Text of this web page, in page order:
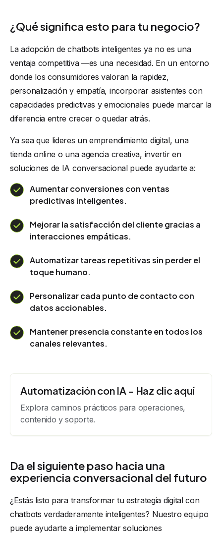
¿Qué significa esto para tu negocio?
La adopción de chatbots inteligentes ya no es una
ventaja competitiva —es una necesidad. En un entorno
donde los consumidores valoran la rapidez,
personalización y empatía, incorporar asistentes con
capacidades predictivas y emocionales puede marcar la
diferencia entre crecer o quedar atrás.
Ya sea que lideres un emprendimiento digital, una
tienda online o una agencia creativa, invertir en
soluciones de IA conversacional puede ayudarte a:
Aumentar conversiones con ventas
predictivas inteligentes.
Mejorar la satisfacción del cliente gracias a
interacciones empáticas.
Automatizar tareas repetitivas sin perder el
toque humano.
Personalizar cada punto de contacto con
datos accionables.
Mantener presencia constante en todos los
canales relevantes.
Automatización con IA - Haz clic aquí
Explora caminos prácticos para operaciones,
contenido y soporte.
Da el siguiente paso hacia una
experiencia conversacional del futuro
¿Estás listo para transformar tu estrategia digital con
chatbots verdaderamente inteligentes? Nuestro equipo
puede ayudarte a implementar soluciones